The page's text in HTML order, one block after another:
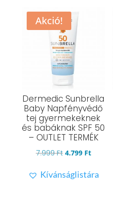
Akció!
Dermedic Sunbrella
Baby Napfényvédő
tej gyermekeknek
és babáknak SPF 50
– OUTLET TERMÉK
7.999Ft Original
was:
4.799 FtCurrent
is:
Kívánságlistára